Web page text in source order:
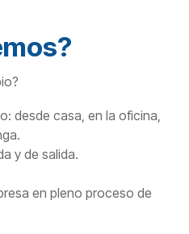
desde casa, en la oficina,
y de salida.
en pleno proceso de